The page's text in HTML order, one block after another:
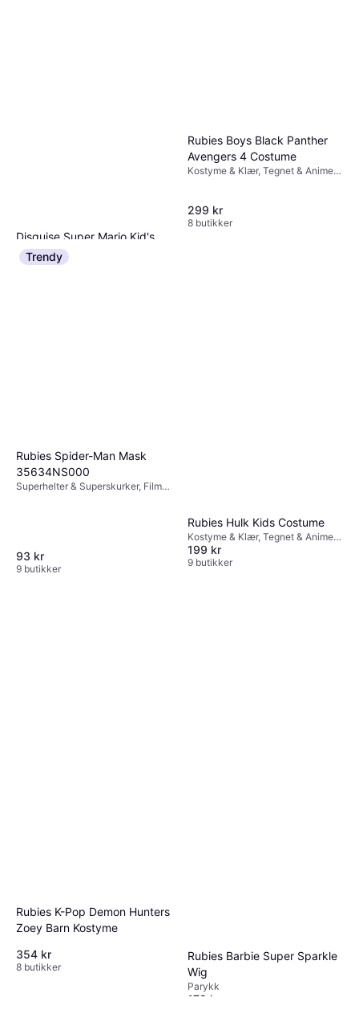
Disguise Super Mario Kid's
Costume
Kostyme & Klær, Tegnet & Animert,
Rubies Boys Black Panther
Avengers 4 Costume
Kostyme & Klær, Tegnet & Animert,
299 kr
8 butikker
Trendy
Rubies Spider-Man Mask
35634NS000
Superhelter & Superskurker, Film &
93 kr
9 butikker
Rubies Hulk Kids Costume
Kostyme & Klær, Tegnet & Animert,
Superhelter & Superskurker, Film &
TV, Annen Film & TV
199 kr
9 butikker
Rubies K-Pop Demon Hunters
Zoey Barn Kostyme
354 kr
8 butikker
Rubies Barbie Super Sparkle
Wig
Parykk
179 kr